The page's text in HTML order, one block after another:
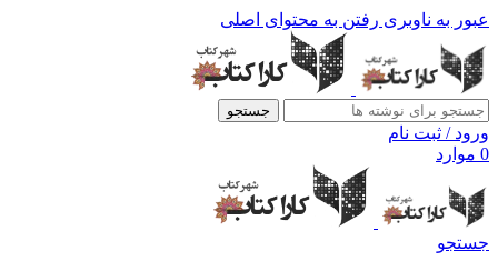
عبور به ناوبری رفتن به محتوای اصلی
جستجو
ورود / ثبت نام
0 موارد
جستجو